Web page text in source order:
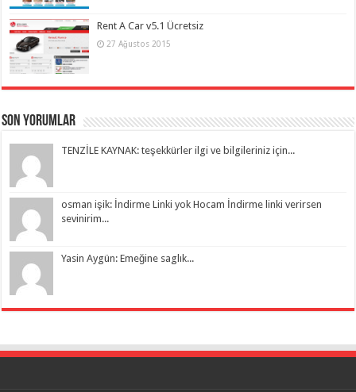
Rent A Car v5.1 Ücretsiz
27 Ağustos 2015
Son Yorumlar
TENZİLE KAYNAK: teşekkürler ilgi ve bilgileriniz için...
osman işik: İndirme Linki yok Hocam İndirme linki verirsen
sevinirim...
Yasin Aygün: Emeğine saglık...